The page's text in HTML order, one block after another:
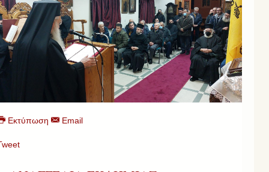
Εκτύπωση Email